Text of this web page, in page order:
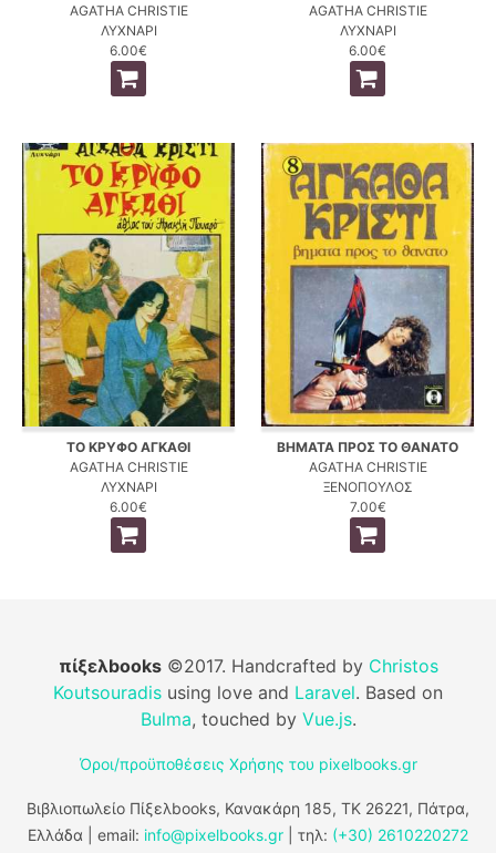
AGATHA CHRISTIE
ΛΥΧΝΑΡΙ
6.00€
AGATHA CHRISTIE
ΛΥΧΝΑΡΙ
6.00€
ΤΟ ΚΡΥΦΟ ΑΓΚΑΘΙ
AGATHA CHRISTIE
ΛΥΧΝΑΡΙ
6.00€
ΒΗΜΑΤΑ ΠΡΟΣ ΤΟ ΘΑΝΑΤΟ
AGATHA CHRISTIE
ΞΕΝΟΠΟΥΛΟΣ
7.00€
πίξελbooks©2017. Handcrafted by Christos
Koutsouradis using love and Laravel. Based on
Bulma, touched by Vue.js.
Όροι/προϋποθέσεις Χρήσης του pixelbooks.gr
Βιβλιοπωλείο Πίξελbooks, Κανακάρη 185, ΤΚ 26221, Πάτρα,
Ελλάδα | email: info@pixelbooks.gr | τηλ: (+30) 2610220272